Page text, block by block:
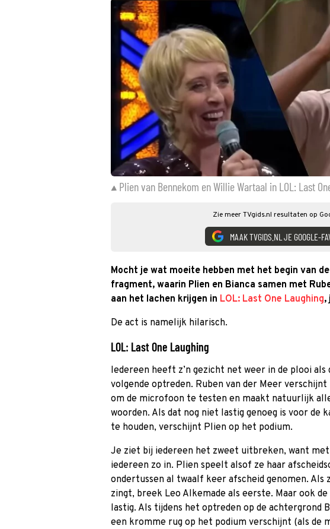
Plien van Bennekom en Willie Wartaal in LOL: Last
Zie meer TVgids.nl resultaten op
MAAK TVGIDS.NL JE GOOGLE-
Mocht je wat moeite hebben met het begin van
fragment, waarin Plien en Bianca samen met
aan het lachen krijgen in LOL: Last One Laughing,
De act is namelijk hilarisch.
LOL: Last One Laughing
Iedereen heeft z’n gezicht net weer in de plooi als
volgende optreden. Ruben van der Meer
om de microfoon te testen en maakt natuurlijk
woorden. Als dat nog niet lastig genoeg is voor de
te houden, verschijnt Plien op het podium.
Je ziet bij iedereen het zweet uitbreken, want
iedereen zo in. Plien speelt alsof ze haar
ondertussen al twaalf keer afscheid genomen. Als
zingt, breek Leo Alkemade als eerste. Maar ook
lastig. Als tijdens het optreden op de achtergrond
een kromme rug op het podium verschijnt (als de